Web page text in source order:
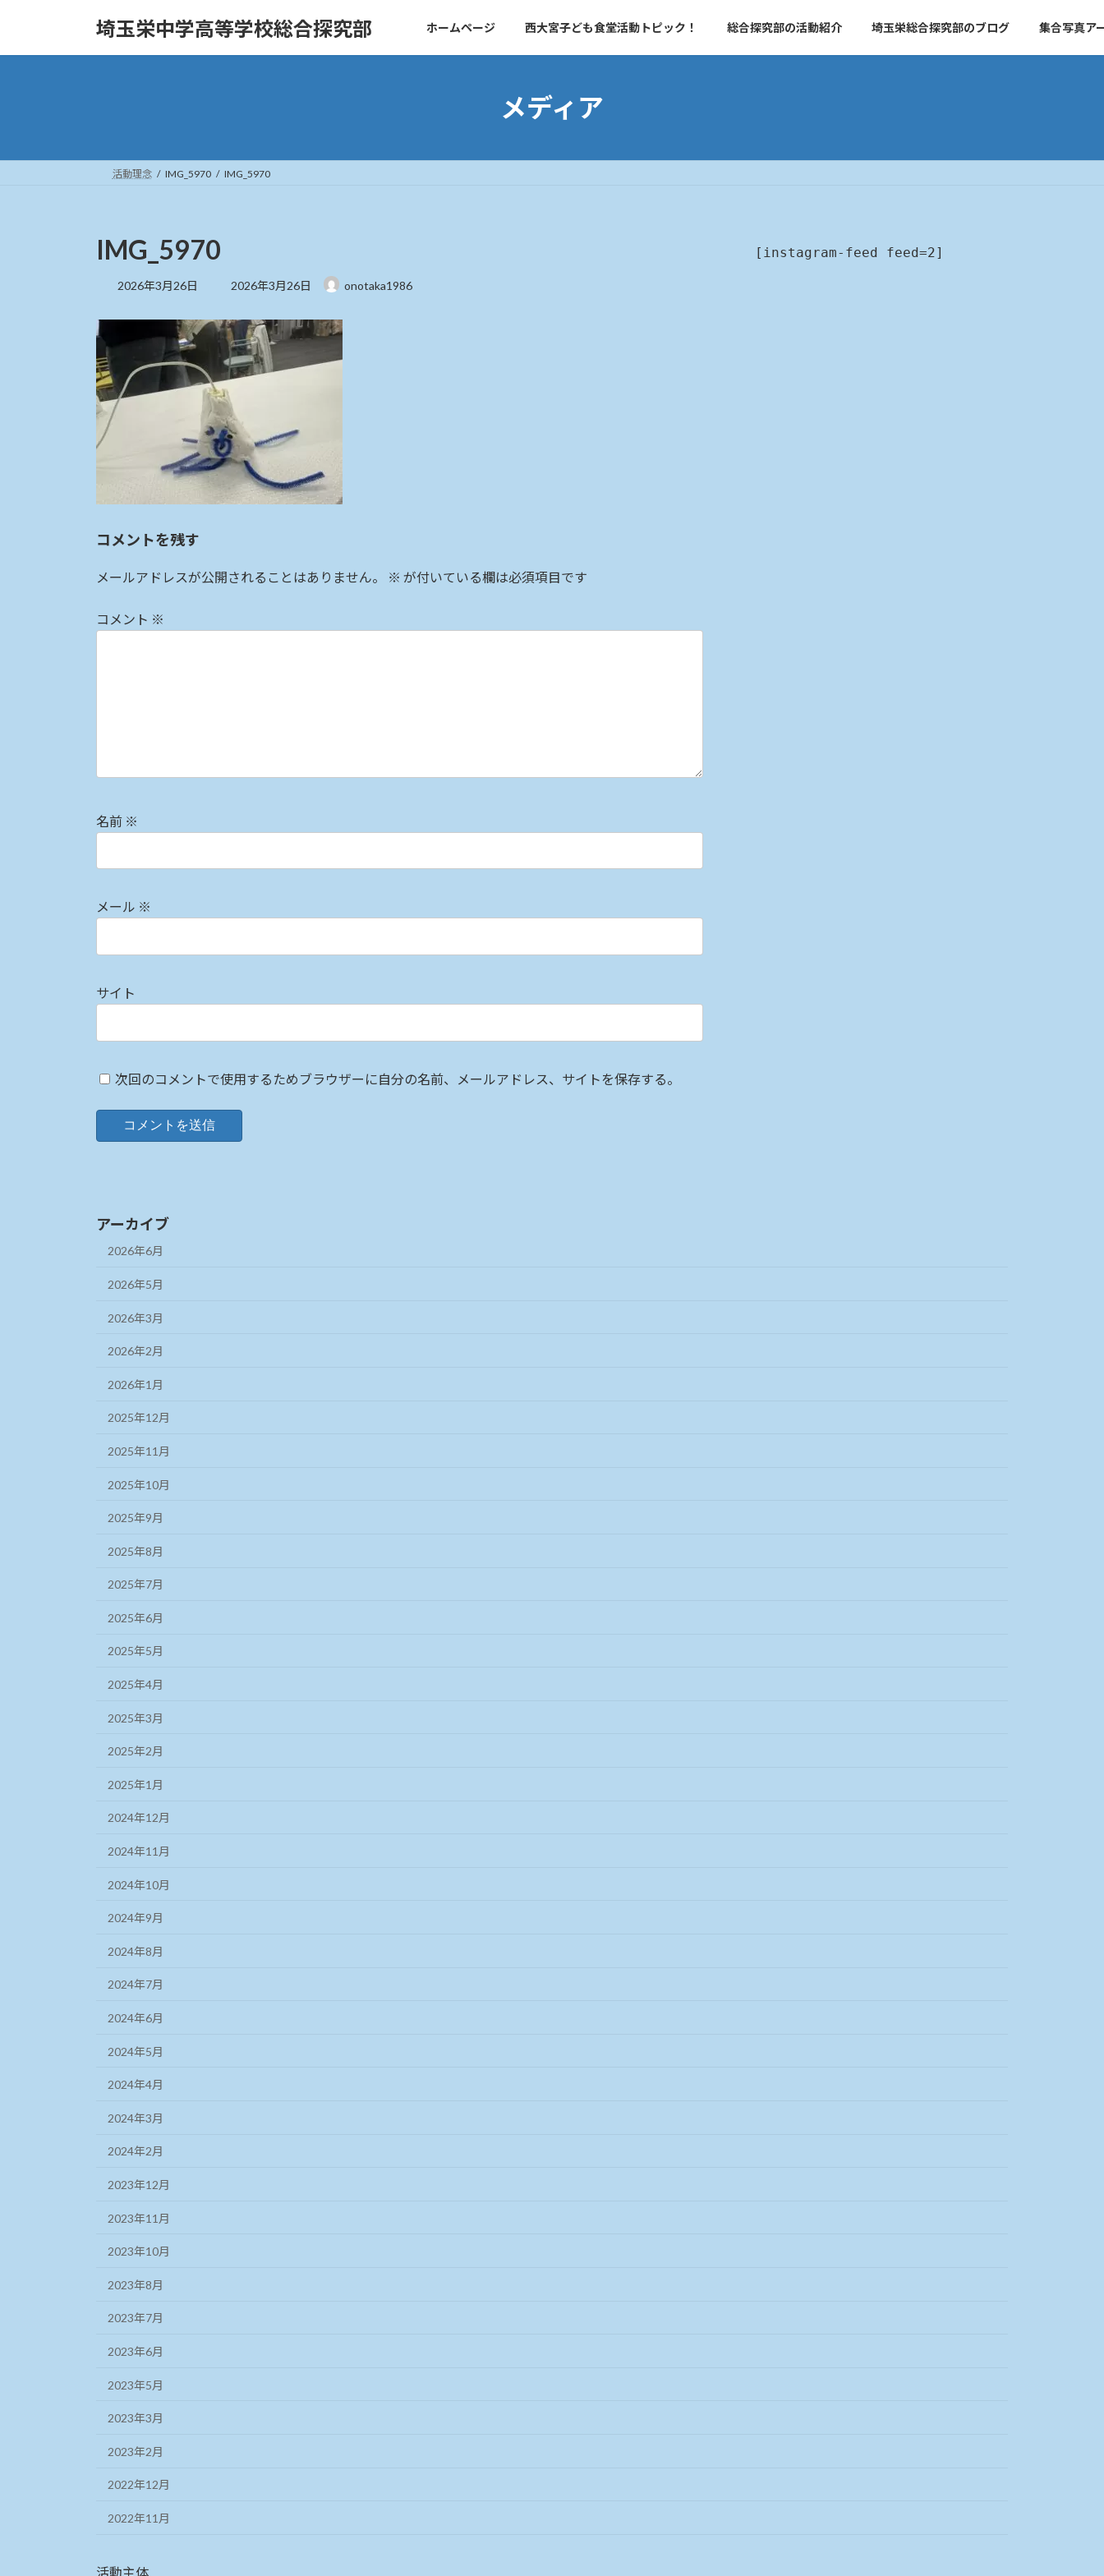
埼玉栄中学高等学校総合探究部 ホームページ 西大宮子ども食堂活動トピック！ 総合探究部の活動紹介 埼玉栄総合探究部のブログ 集合写真ア
メディア
活動理念 IMG_5970 IMG_5970
IMG_5970
2026年3月26日
最
新
日
時
:
2026年3月26日 onotaka1986
コメントを残す
メールアドレスが公開されることはありません。 ※ が付いている欄は必須項目です
コメント ※
名前 ※
メール ※
サイト
次回のコメントで使用するためブラウザーに自分の名前、メールアドレス、サイトを保存する。
[instagram-feed feed=2]
アーカイブ
2026年6月
2026年5月
2026年3月
2026年2月
2026年1月
2025年12月
2025年11月
2025年10月
2025年9月
2025年8月
2025年7月
2025年6月
2025年5月
2025年4月
2025年3月
2025年2月
2025年1月
2024年12月
2024年11月
2024年10月
2024年9月
2024年8月
2024年7月
2024年6月
2024年5月
2024年4月
2024年3月
2024年2月
2023年12月
2023年11月
2023年10月
2023年8月
2023年7月
2023年6月
2023年5月
2023年3月
2023年2月
2022年12月
2022年11月
活動主体